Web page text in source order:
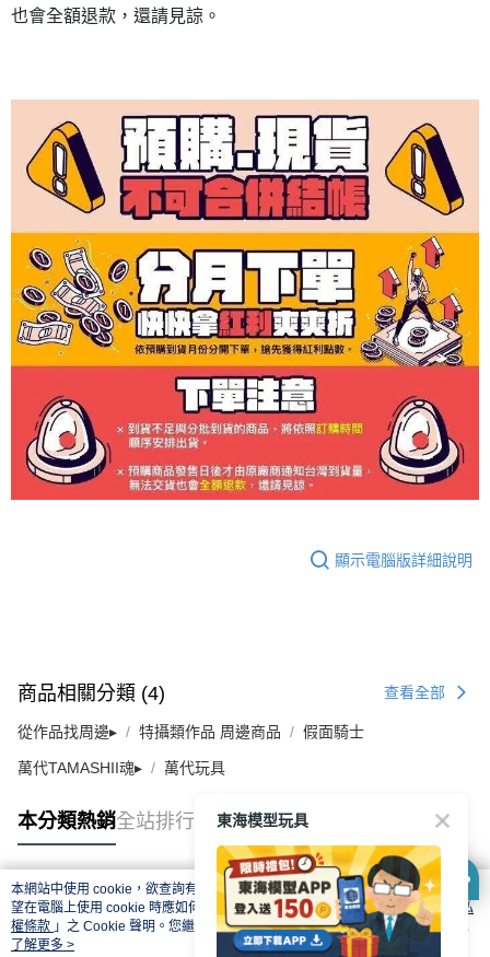
也會全額退款，還請見諒。
顯示電腦版詳細說明
商品相關分類 (4) 查看全部
從作品找周邊▸ 特攝類作品 周邊商品 假面騎士
萬代TAMASHII魂▸ 萬代玩具
本分類熱銷全站排行
熱門標籤
本網站中使用 cookie，欲查詢有關本網站使用 cookie 方式之詳情，及若您不希
望在電腦上使用 cookie 時應如何變更電腦的 cookie 設定，請參閱本網站「
隱私
權條款 」之 Cookie 聲明。您繼續使用本網站即表示您同意本公司得按本網站使
用條款之 Cookie 聲明使用 cookie。
了解更多 >
東海模型玩具